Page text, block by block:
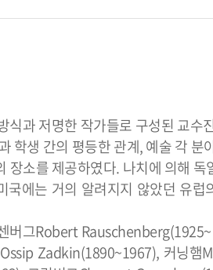
과 저명한 작가들로 구성된 교수
학생 간의 평등한 관계, 예술 각 분
소를 제공하였다. 나치에 의해
에는 거의 알려지지 않았던 유럽
그Robert
Zadkin(1890~1967), 커닝햄